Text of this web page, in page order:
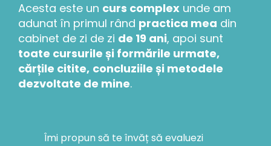
Acesta este un curs complex unde am
adunat în primul rând practica mea din
cabinet de zi de zi de 19 ani, apoi sunt
toate cursurile și formările urmate,
cărțile citite, concluziile și metodele
dezvoltate de mine.
Îmi propun să te învăț să evaluezi